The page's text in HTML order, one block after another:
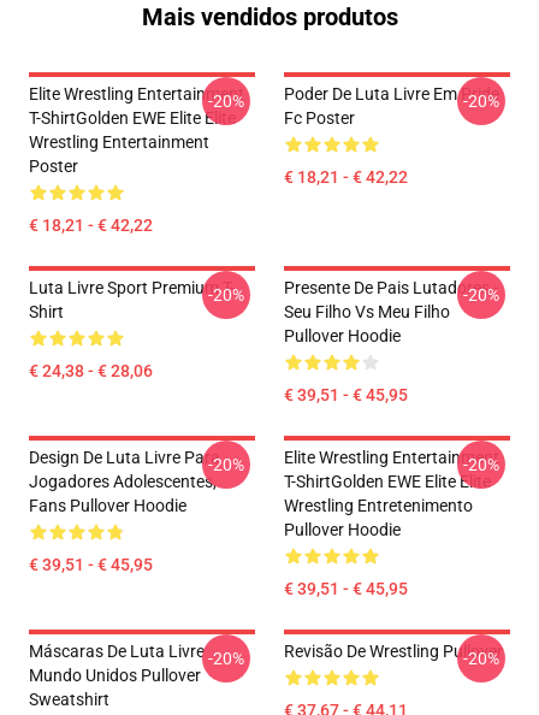
Mais vendidos produtos
Elite Wrestling Entertainment
T-ShirtGolden EWE Elite Elite
Wrestling Entertainment
Poster
€ 18,21 - € 42,22
-20%
Poder De Luta Livre Em Pride
Fc Poster
€ 18,21 - € 42,22
-20%
Luta Livre Sport Premium T-
Shirt
€ 24,38 - € 28,06
-20%
Presente De Pais Lutadores -
Seu Filho Vs Meu Filho
Pullover Hoodie
€ 39,51 - € 45,95
-20%
Design De Luta Livre Para
Jogadores Adolescentes,
Fans Pullover Hoodie
€ 39,51 - € 45,95
-20%
Elite Wrestling Entertainment
T-ShirtGolden EWE Elite Elite
Wrestling Entretenimento
Pullover Hoodie
€ 39,51 - € 45,95
-20%
Máscaras De Luta Livre
Mundo Unidos Pullover
Sweatshirt
-20% Revisão De Wrestling Pullover
€ 37,67 - € 44,11
-20%